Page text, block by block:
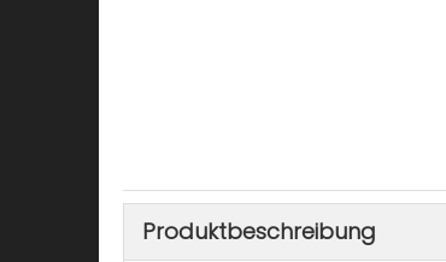
Produktbeschreibung